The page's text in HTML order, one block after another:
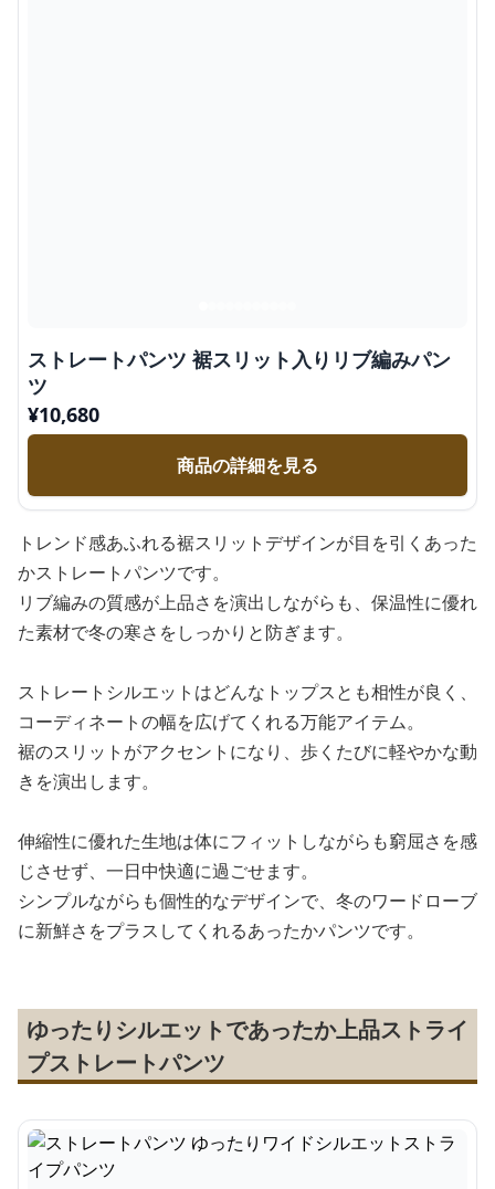
ストレートパンツ 裾スリット入りリブ編みパン
ツ
¥10,680
商品の詳細を見る
トレンド感あふれる裾スリットデザインが目を引くあった
かストレートパンツです。
リブ編みの質感が上品さを演出しながらも、保温性に優れ
た素材で冬の寒さをしっかりと防ぎます。
ストレートシルエットはどんなトップスとも相性が良く、
コーディネートの幅を広げてくれる万能アイテム。
裾のスリットがアクセントになり、歩くたびに軽やかな動
きを演出します。
伸縮性に優れた生地は体にフィットしながらも窮屈さを感
じさせず、一日中快適に過ごせます。
シンプルながらも個性的なデザインで、冬のワードローブ
に新鮮さをプラスしてくれるあったかパンツです。
ゆったりシルエットであったか上品ストライ
プストレートパンツ